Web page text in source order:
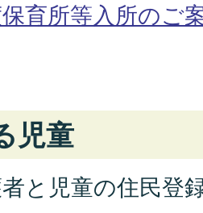
育所等入所のご
児童
と児童の住民登